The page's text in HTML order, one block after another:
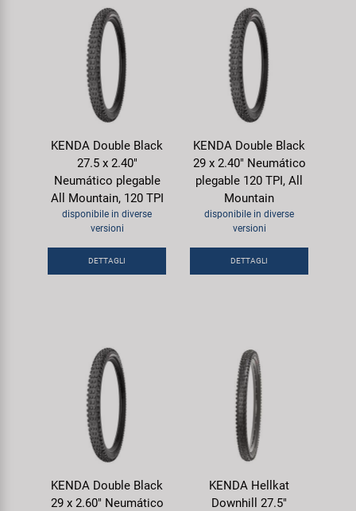
KENDA Double Black
27.5 x 2.40"
Neumático plegable
All Mountain, 120 TPI
disponibile in diverse
versioni
DETTAGLI
KENDA Double Black
29 x 2.40" Neumático
plegable 120 TPI, All
Mountain
disponibile in diverse
versioni
DETTAGLI
KENDA Double Black
29 x 2.60" Neumático
KENDA Hellkat
Downhill 27.5"